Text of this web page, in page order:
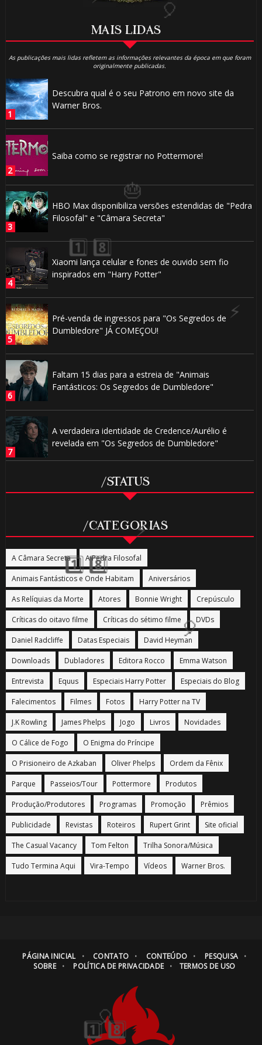
MAIS LIDAS
As publicações mais lidas refletem as informações relevantes da época em que foram
originalmente publicadas.
Descubra qual é o seu Patrono em novo site da
Warner Bros.
Saiba como se registrar no Pottermore!
HBO Max disponibiliza versões estendidas de "Pedra
Filosofal" e "Câmara Secreta"
Xiaomi lança celular e fones de ouvido sem fio
inspirados em "Harry Potter"
Pré-venda de ingressos para "Os Segredos de
Dumbledore" JÁ COMEÇOU!
Faltam 15 dias para a estreia de "Animais
Fantásticos: Os Segredos de Dumbledore"
A verdadeira identidade de Credence/Aurélio é
revelada em "Os Segredos de Dumbledore"
/STATUS
/CATEGORIAS
A Câmara Secreta A Pedra Filosofal
Animais Fantásticos e Onde Habitam Aniversários
As Relíquias da Morte Atores Bonnie Wright Crepúsculo
Críticas do oitavo filme Críticas do sétimo filme DVDs
Daniel Radcliffe Datas Especiais David Heyman
Downloads Dubladores Editora Rocco Emma Watson
Entrevista Equus Especiais Harry Potter Especiais do Blog
Falecimentos Filmes Fotos Harry Potter na TV
J.K Rowling James Phelps Jogo Livros Novidades
O Cálice de Fogo O Enigma do Príncipe
O Prisioneiro de Azkaban Oliver Phelps Ordem da Fênix
Parque Passeios/Tour Pottermore Produtos
Produção/Produtores Programas Promoção Prêmios
Publicidade Revistas Roteiros Rupert Grint Site oficial
The Casual Vacancy Tom Felton Trilha Sonora/Música
Tudo Termina Aqui Vira-Tempo Vídeos Warner Bros.
PÁGINA INICIAL CONTATO CONTEÚDO
PESQUISA
SOBRE
POLÍTICA DE PRIVACIDADE TERMOS DE USO
🎈
1️⃣ 8️⃣
1️⃣
🎈
⚡
⚡
1️⃣ 8️⃣
🎂